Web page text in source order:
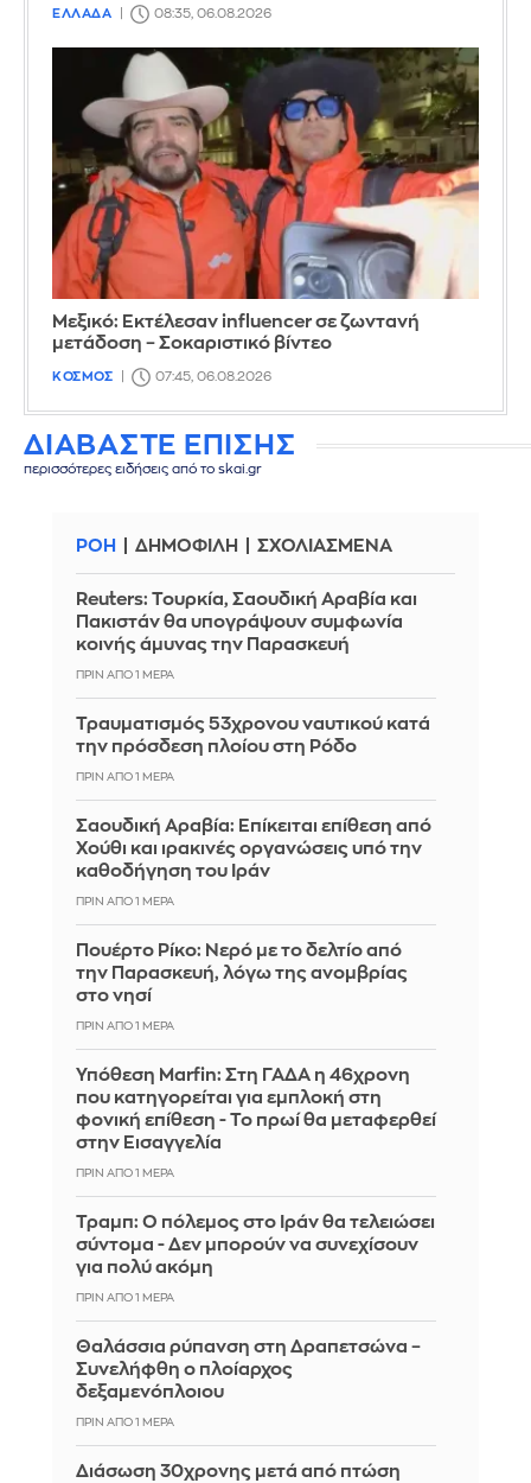
ΕΛΛΑΔΑ 08:35, 06.08.2026
Μεξικό: Εκτέλεσαν influencer σε ζωντανή
μετάδοση – Σοκαριστικό βίντεο
ΚΟΣΜΟΣ 07:45, 06.08.2026
ΔΙΑΒΑΣΤΕ ΕΠΙΣΗΣ
περισσότερες ειδήσεις από το skai.gr
ΡΟΗ ΔΗΜΟΦΙΛΗ ΣΧΟΛΙΑΣΜΕΝΑ
Reuters: Τουρκία, Σαουδική Αραβία και
Πακιστάν θα υπογράψουν συμφωνία
κοινής άμυνας την Παρασκευή
ΠΡΙΝ ΑΠΌ 1 ΜΈΡΑ
Τραυματισμός 53χρονου ναυτικού κατά
την πρόσδεση πλοίου στη Ρόδο
ΠΡΙΝ ΑΠΌ 1 ΜΈΡΑ
Σαουδική Αραβία: Επίκειται επίθεση από
Χούθι και ιρακινές οργανώσεις υπό την
καθοδήγηση του Ιράν
ΠΡΙΝ ΑΠΌ 1 ΜΈΡΑ
Πουέρτο Ρίκο: Νερό με το δελτίο από
την Παρασκευή, λόγω της ανομβρίας
στο νησί
ΠΡΙΝ ΑΠΌ 1 ΜΈΡΑ
Υπόθεση Marfin: Στη ΓΑΔΑ η 46χρονη
που κατηγορείται για εμπλοκή στη
φονική επίθεση - Το πρωί θα μεταφερθεί
στην Εισαγγελία
ΠΡΙΝ ΑΠΌ 1 ΜΈΡΑ
Τραμπ: Ο πόλεμος στο Ιράν θα τελειώσει
σύντομα - Δεν μπορούν να συνεχίσουν
για πολύ ακόμη
ΠΡΙΝ ΑΠΌ 1 ΜΈΡΑ
Θαλάσσια ρύπανση στη Δραπετσώνα –
Συνελήφθη ο πλοίαρχος
δεξαμενόπλοιου
ΠΡΙΝ ΑΠΌ 1 ΜΈΡΑ
Διάσωση 30χρονης μετά από πτώση